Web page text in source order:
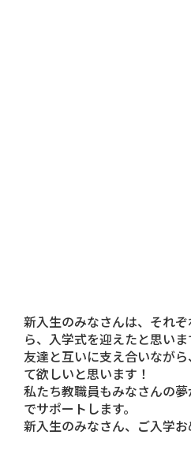
新入生のみなさんは、それ
ら、入学式を迎えたと思い
友達と互いに支え合いなが
て欲しいと思います！
私たち教職員もみなさんの
でサポートします。
新入生のみなさん、ご入学お